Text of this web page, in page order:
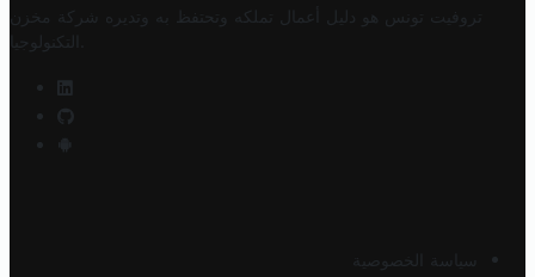
تروفيت تونس هو دليل أعمال تملكه وتحتفظ به وتديره
شركة مخزن
التكنولوجيا
سياسة الخصوصية